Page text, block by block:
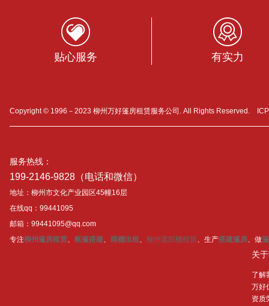
贴心服务 有实力
Copyright © 1996－2023 柳州万好篷房租赁服务公司. All Rights Reserved.
服务热线：
199-2146-9828（电话和微信）
地址：柳州市文化产业园区45幢16层
在线qq：99441095
邮箱：99441095@qq.com
专注柳州篷房租赁、 帐篷搭建、 雨棚出租 、 柳州遮阳棚租赁、生产搭建篷房、做
关
了解
万好
资质